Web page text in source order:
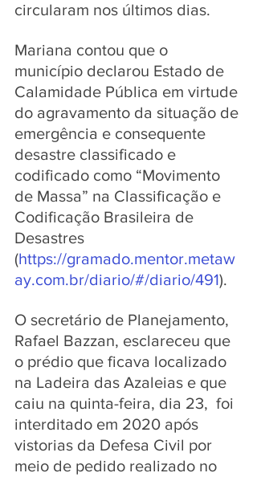
circularam nos últimos dias.
Mariana contou que o
município declarou Estado de
Calamidade Pública em virtude
do agravamento da situação de
emergência e consequente
desastre classificado e
codificado como “Movimento
de Massa” na Classificação e
Codificação Brasileira de
Desastres
(https://gramado.mentor.metaw
ay.com.br/diario/#/diario/491).
O secretário de Planejamento,
Rafael Bazzan, esclareceu que
o prédio que ficava localizado
na Ladeira das Azaleias e que
caiu na quinta-feira, dia 23,  foi
interditado em 2020 após
vistorias da Defesa Civil por
meio de pedido realizado no